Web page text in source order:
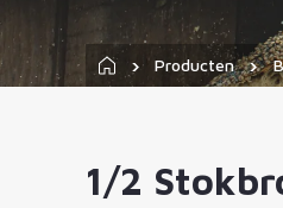
Onze
Frituur,
Producten
1/2